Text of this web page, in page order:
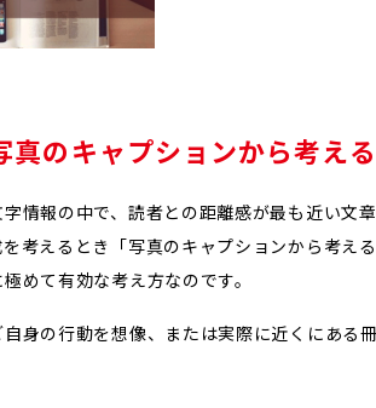
真のキャプションから考え
情報の中で、読者との距離感が最も近い文
考えるとき「写真のキャプションから考え
めて有効な考え方なのです。
身の行動を想像、または実際に近くにある